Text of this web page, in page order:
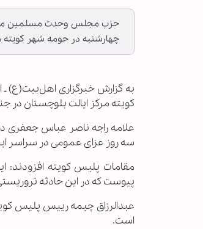
حزب مجلس وحدت مسلمین
چهارشنبه در حومه شهر کویته
به گزارش خبرگزاری اهل‌بیت(ع) ـ
کویته مرکز ایالت بلوچستان در جنوب
علامه راجه ناصر عباس
سه روز عزای عمومی در سراسر
مقامات پلیس کویته افزودند:
پیوست که در این حادثه تروریستی چند زن و
است.